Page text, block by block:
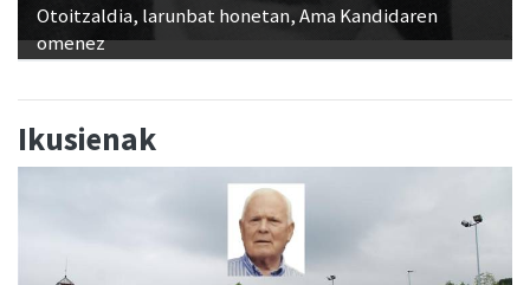
Otoitzaldia, larunbat honetan, Ama Kandidaren
omenez
Ikusienak